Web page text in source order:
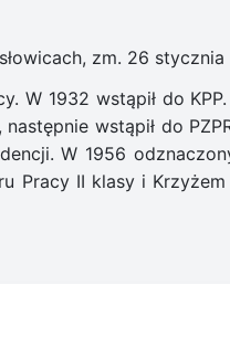
zm. 26
W 1932 wstąpił do
wstąpił do
W 1956
Pracy II klasy i